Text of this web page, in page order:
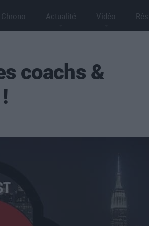
Chrono Actualité Vidéo
coachs &